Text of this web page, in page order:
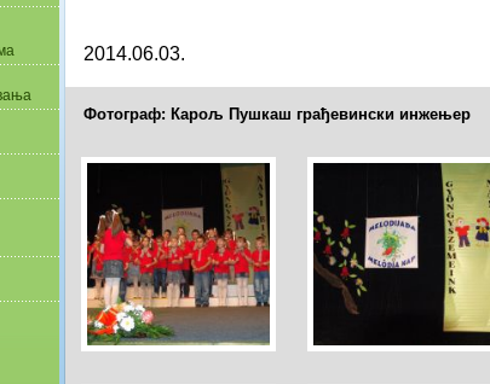
2014.06.03.
Фотограф: Карољ Пушкаш грађевински инжењер